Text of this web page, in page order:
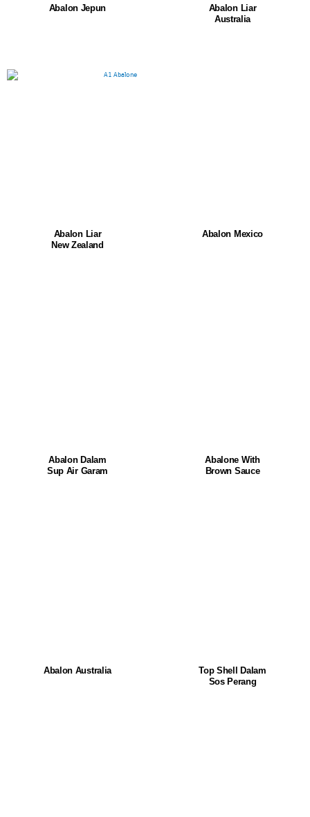
Abalon Jepun
Abalon Liar
Australia
Abalon Liar
New Zealand
Abalon Mexico
Abalon Dalam
Sup Air Garam
Abalone With
Brown Sauce
Abalon Australia
Top Shell Dalam
Sos Perang